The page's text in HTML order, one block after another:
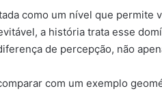
como um nível que permite
a história trata esse
de percepção, não
com um exemplo